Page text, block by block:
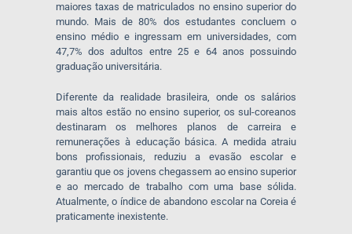
maiores taxas de matriculados no ensino superior do
mundo. Mais de 80% dos estudantes concluem o
ensino médio e ingressam em universidades, com
47,7% dos adultos entre 25 e 64 anos possuindo
graduação universitária.
Diferente da realidade brasileira, onde os salários
mais altos estão no ensino superior, os sul-coreanos
destinaram os melhores planos de carreira e
remunerações à educação básica. A medida atraiu
bons profissionais, reduziu a evasão escolar e
garantiu que os jovens chegassem ao ensino superior
e ao mercado de trabalho com uma base sólida.
Atualmente, o índice de abandono escolar na Coreia é
praticamente inexistente.